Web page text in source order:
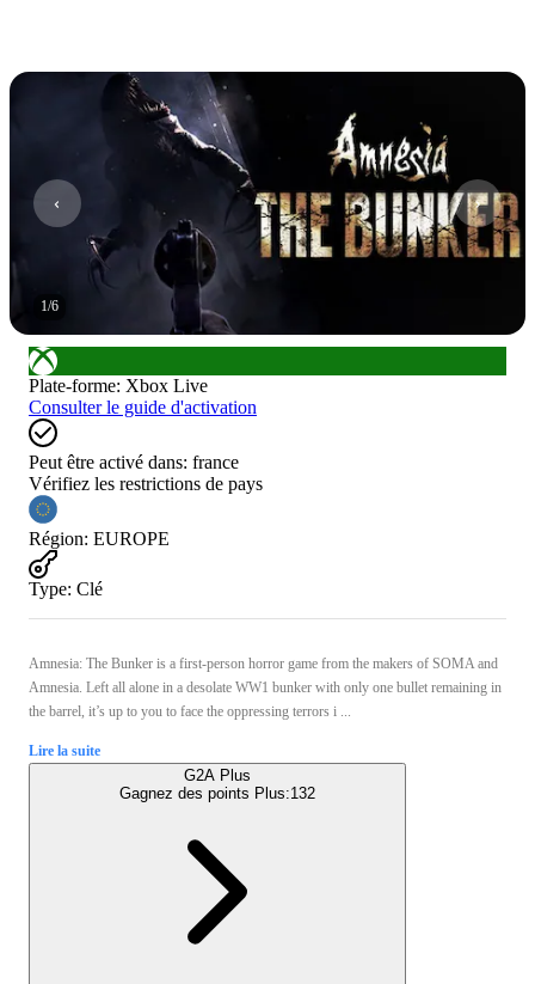
1/6
Plate-forme: Xbox Live
Consulter le guide d'activation
Peut être activé dans: france
Vérifiez les restrictions de pays
Région: EUROPE
Type: Clé
Amnesia: The Bunker is a first-person horror game from the makers of SOMA and
Amnesia. Left all alone in a desolate WW1 bunker with only one bullet remaining in
the barrel, it’s up to you to face the oppressing terrors i ...
Lire la suite
G2A Plus
Gagnez des points Plus:132